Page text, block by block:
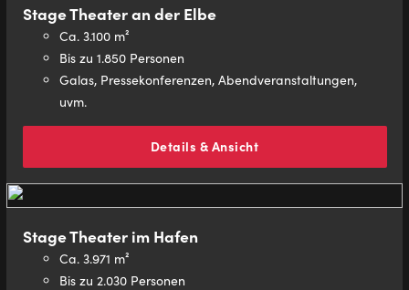
Stage Theater an der Elbe
Ca. 3.100 m²
Bis zu 1.850 Personen
Galas, Pressekonferenzen, Abendveranstaltungen,
uvm.
Details & Ansicht
Stage Theater im Hafen
Ca. 3.971 m²
Bis zu 2.030 Personen